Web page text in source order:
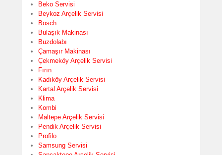
Beko Servisi
Beykoz Arçelik Servisi
Bosch
Bulaşık Makinası
Buzdolabı
Çamaşır Makinası
Çekmeköy Arçelik Servisi
Fırın
Kadıköy Arçelik Servisi
Kartal Arçelik Servisi
Klima
Kombi
Maltepe Arçelik Servisi
Pendik Arçelik Servisi
Profilo
Samsung Servisi